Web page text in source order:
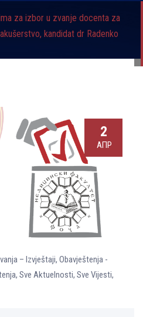
za izbor u zvanje docenta za
kandidat dr Radenko
2
АПР
– Izvještaji, Obavještenja -
, Sve Aktuelnosti, Sve Vijesti,